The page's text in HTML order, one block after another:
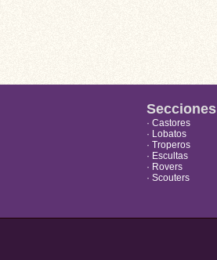
Secciones
· Castores
· Lobatos
· Troperos
· Escultas
· Rovers
· Scouters